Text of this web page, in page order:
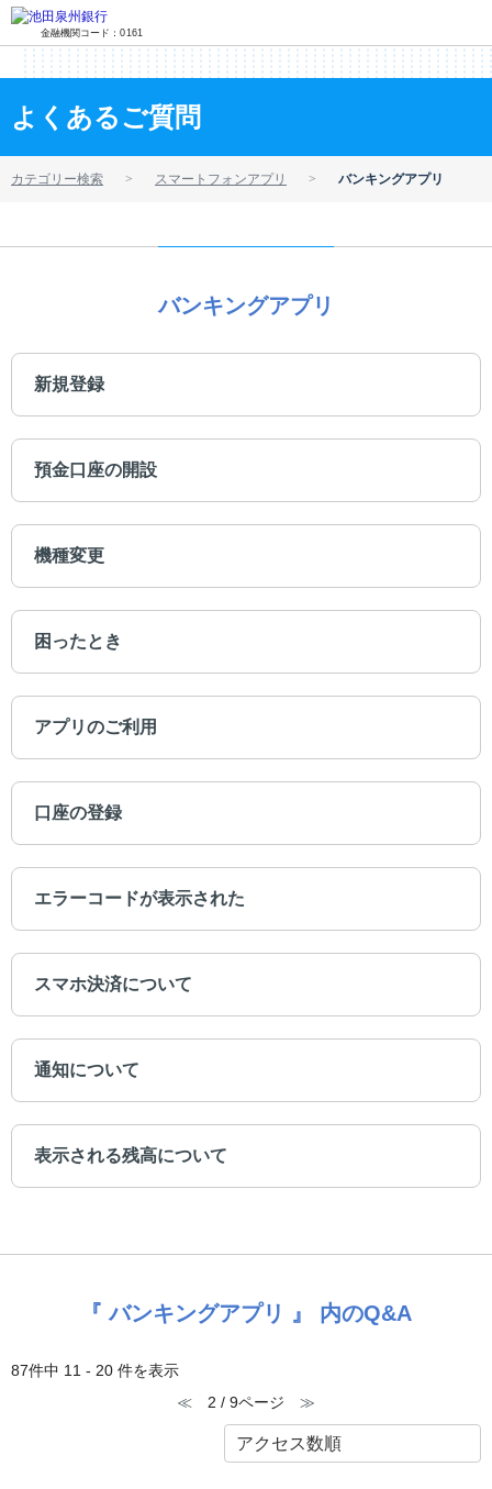
金融機関コード：0161
よくあるご質問
カテゴリー検索 スマートフォンアプリ バンキングアプリ
バンキングアプリ
新規登録
預金口座の開設
機種変更
困ったとき
アプリのご利用
口座の登録
エラーコードが表示された
スマホ決済について
通知について
表示される残高について
『 バンキングアプリ 』 内のQ&A
87件中 11 - 20 件を表示
≪
2 / 9ページ ≫